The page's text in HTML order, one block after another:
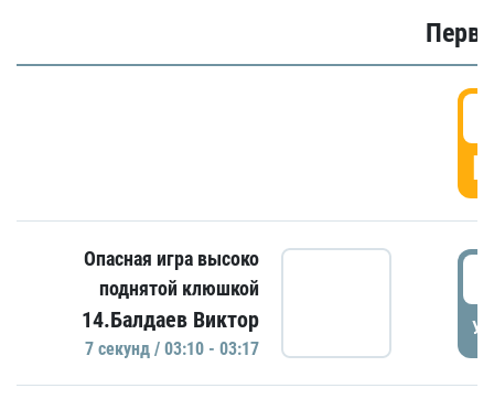
Опасная игра высоко
поднятой клюшкой
14.Балдаев Виктор
7 секунд / 03:10 - 03:17